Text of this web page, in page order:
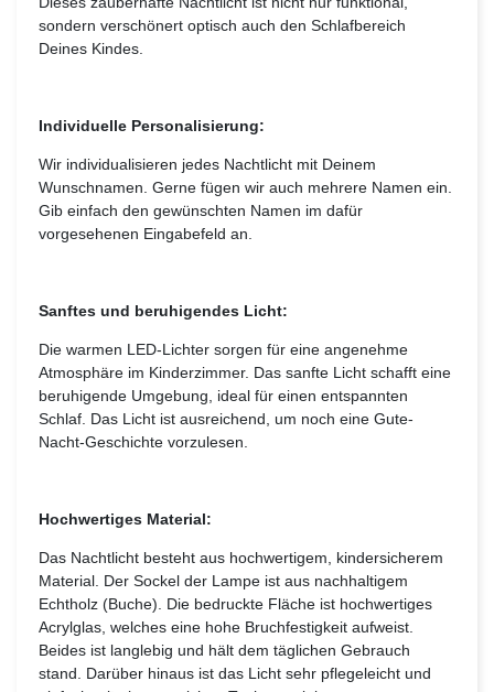
sondern verschönert optisch auch den Schlafbereich
Deines Kindes.
Individuelle Personalisierung:
Wir individualisieren jedes Nachtlicht mit Deinem
Wunschnamen. Gerne fügen wir auch mehrere Namen ein.
Gib einfach den gewünschten Namen im dafür
vorgesehenen Eingabefeld an.
Sanftes und beruhigendes Licht:
Die warmen LED-Lichter sorgen für eine angenehme
Atmosphäre im Kinderzimmer. Das sanfte Licht schafft eine
beruhigende Umgebung, ideal für einen entspannten
Schlaf. Das Licht ist ausreichend, um noch eine Gute-
Nacht-Geschichte vorzulesen.
Hochwertiges Material:
Das Nachtlicht besteht aus hochwertigem, kindersicherem
Material. Der Sockel der Lampe ist aus nachhaltigem
Echtholz (Buche). Die bedruckte Fläche ist hochwertiges
Acrylglas, welches eine hohe Bruchfestigkeit aufweist.
Beides ist langlebig und hält dem täglichen Gebrauch
stand. Darüber hinaus ist das Licht sehr pflegeleicht und